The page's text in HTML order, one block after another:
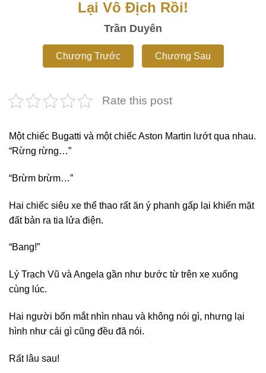
Lại Vô Địch Rồi!
Trần Duyên
Chương Trước Chương Sau
Rate this post
Một chiếc Bugatti và một chiếc Aston Martin lướt qua nhau.
“Rừng rừng…”
“Brừm brừm…”
Hai chiếc siêu xe thể thao rất ăn ý phanh gấp lại khiến mặt
đất bản ra tia lửa điện.
“Bang!”
Lý Trạch Vũ và Angela gần như bước từ trên xe xuống
cùng lúc.
Hai người bốn mắt nhìn nhau và không nói gì, nhưng lại
hình như cái gì cũng đều đã nói.
Rất lâu sau!